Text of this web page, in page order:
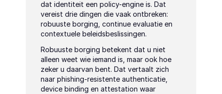
dat identiteit een policy-engine is. Dat
vereist drie dingen die vaak ontbreken:
robuuste borging, continue evaluatie en
contextuele beleidsbeslissingen.
Robuuste borging betekent dat u niet
alleen weet wie iemand is, maar ook hoe
zeker u daarvan bent. Dat vertaalt zich
naar phishing-resistente authenticatie,
device binding en attestation waar